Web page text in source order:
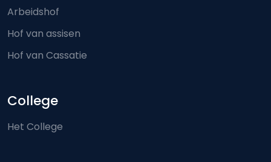
Arbeidshof
Hof van assisen
Hof van Cassatie
College
Het College